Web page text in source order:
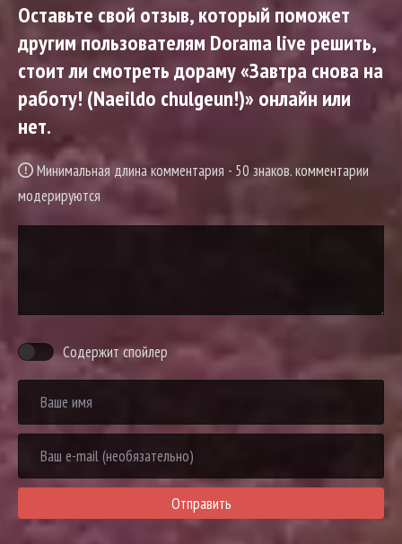
Оставьте свой отзыв, который поможет
другим пользователям Dorama live решить,
стоит ли смотреть дораму «Завтра снова на
работу! (Naeildo chulgeun!)» онлайн или
нет.
Минимальная длина комментария - 50 знаков. комментарии
модерируются
Содержит спойлер
Отправить